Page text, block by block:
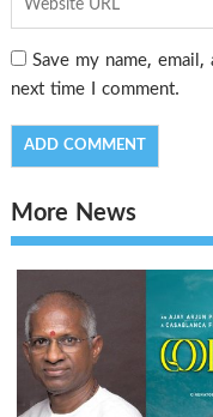
Save my name,
next time I comment.
More News